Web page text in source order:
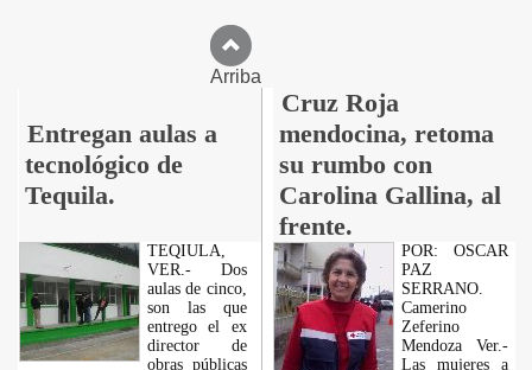
Arriba
Entregan aulas a
tecnológico de
Tequila.
Cruz Roja
mendocina, retoma
su rumbo con
Carolina Gallina, al
frente.
TEQIULA,
VER.- Dos
aulas de cinco,
son las que
entrego el ex
director de
obras públicas
POR: OSCAR
PAZ
SERRANO.
Camerino
Zeferino
Mendoza Ver.-
Las mujeres a